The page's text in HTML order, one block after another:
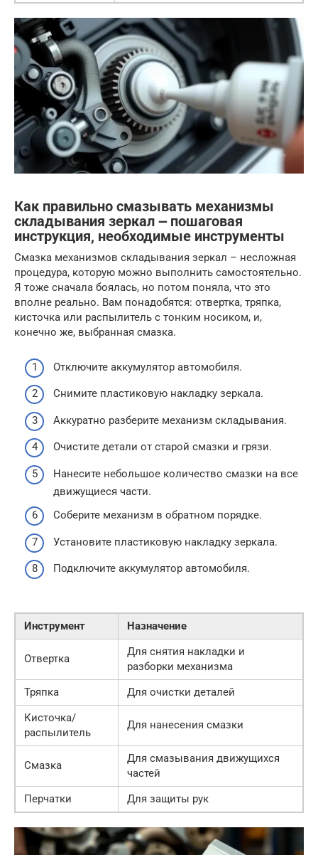
Как правильно смазывать механизмы
складывания зеркал ౼ пошаговая
инструкция, необходимые инструменты
Смазка механизмов складывания зеркал – несложная
процедура, которую можно выполнить самостоятельно.
Я тоже сначала боялась, но потом поняла, что это
вполне реально. Вам понадобятся: отвертка, тряпка,
кисточка или распылитель с тонким носиком, и,
конечно же, выбранная смазка.
Отключите аккумулятор автомобиля.
Снимите пластиковую накладку зеркала.
Аккуратно разберите механизм складывания.
Очистите детали от старой смазки и грязи.
Нанесите небольшое количество смазки на все
движущиеся части.
Соберите механизм в обратном порядке.
Установите пластиковую накладку зеркала.
Подключите аккумулятор автомобиля.
Инструмент Назначение
Отвертка
Для снятия накладки и
разборки механизма
Тряпка
Для очистки деталей
Кисточка/
распылитель
Для нанесения смазки
Смазка
Для смазывания движущихся
частей
Перчатки
Для защиты рук